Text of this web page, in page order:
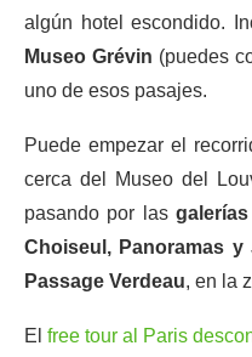
algún hotel escondido.
Museo Grévin (puedes
uno de esos pasajes.
Puede empezar el
cerca del Museo del
pasando por las
Choiseul, Panoramas y
Passage Verdeau, en la
El free tour al Paris